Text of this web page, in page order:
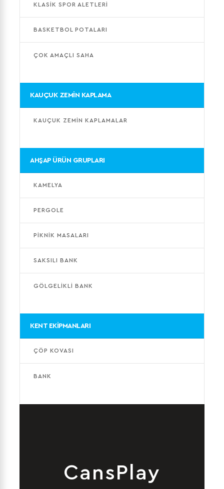
KLASİK SPOR ALETLERİ
BASKETBOL POTALARI
ÇOK AMAÇLI SAHA
KAUÇUK ZEMİN KAPLAMA
KAUÇUK ZEMİN KAPLAMALAR
AHŞAP ÜRÜN GRUPLARI
KAMELYA
PERGOLE
PİKNİK MASALARI
SAKSILI BANK
GÖLGELİKLİ BANK
KENT EKİPMANLARI
ÇÖP KOVASI
BANK
CansPlay